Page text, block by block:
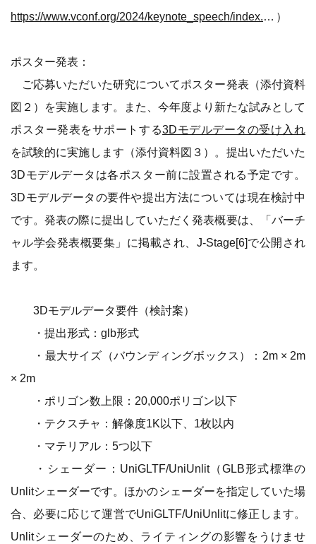
https://www.vconf.org/2024/keynote_speech/index.html#01 ）
ポスター発表：
ご応募いただいた研究についてポスター発表（添付資料
図２）を実施します。また、今年度より新たな試みとして
ポスター発表をサポートする3Dモデルデータの受け入れ
を試験的に実施します（添付資料図３）。提出いただいた
3Dモデルデータは各ポスター前に設置される予定です。
3Dモデルデータの要件や提出方法については現在検討中
です。発表の際に提出していただく発表概要は、「バーチ
ャル学会発表概要集」に掲載され、J-Stage[6]で公開され
ます。
3Dモデルデータ要件（検討案）
・提出形式：glb形式
・最大サイズ（バウンディングボックス）：2m × 2m
× 2m
・ポリゴン数上限：20,000ポリゴン以下
・テクスチャ：解像度1K以下、1枚以内
・マテリアル：5つ以下
・シェーダー：UniGLTF/UniUnlit（GLB形式標準の
Unlitシェーダーです。ほかのシェーダーを指定していた場
合、必要に応じて運営でUniGLTF/UniUnlitに修正します。
Unlitシェーダーのため、ライティングの影響をうけませ